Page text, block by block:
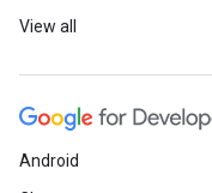
View all
Android